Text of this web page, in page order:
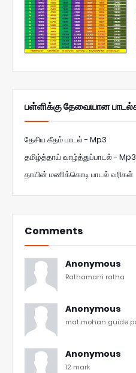
பள்ளிக்கு தேவையான
தேசிய கீதம் பாடல் - Mp3
தமிழ்த்தாய் வாழ்த்துப்பாடல் - Mp3
தாயின் மணிக்கொடி பாடல் வரிகள்
Comments
Anonymous
Rathamani ratha
Anonymous
mat mohan guide
Anonymous
12 mark